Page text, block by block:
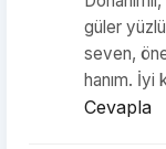
güler
seven,
hanım. İyi
Cevapla